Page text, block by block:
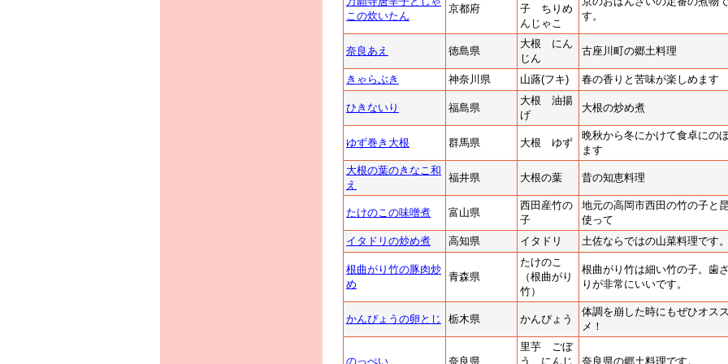
この炊いたん
京都府
子 ちりめ
んじゃこ
す。
奈良あえ 徳島県
大根 にん
じん
古座川町の郷土料理
きゃらぶき 神奈川県 山蕗(フキ) 春の香りと苦味が楽しめます
ひきないり 福島県
大根 油揚
げ
大根の炒め煮
ゆず巻き大根 群馬県 大根 ゆず
晩秋から冬にかけて食卓にの
ます
大根の葉のきなこ和
え
福井県 大根の葉 昔の知恵料理
たけのこの味噌煮 富山県
西田産竹の
子
地元の高岡市西田の竹の子と
使って
イタドリの炒め煮
高知県 イタドリ 土佐ならではの山菜料理です。
根曲がり竹の豚肉炒
め
青森県
たけのこ
（根曲がり
竹）
根曲がり竹は細い竹の子。歯
りが非常にいいです。
かんぴょうの卵とじ 栃木県 かんぴょう
体調を崩した時にもぜひオスス
メ！
のっぺい 奈良県
里芋 ごぼ
う にんじ
奈良県の郷土料理です。